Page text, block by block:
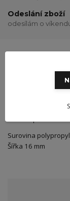
Odeslání zboží
odesílám o
Kompletní
Surovina
Šířka 16 mm